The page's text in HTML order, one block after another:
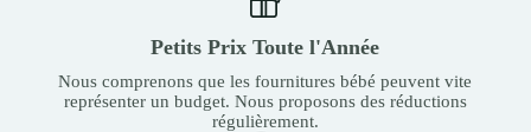
Petits Prix Toute l'Année
Nous comprenons que les fournitures bébé peuvent vite
représenter un budget. Nous proposons des réductions
régulièrement.